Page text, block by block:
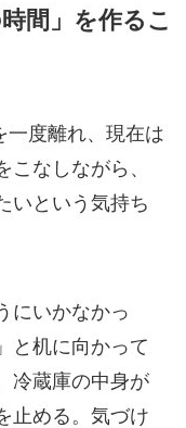
間」を作るこ
一度離れ、現在は
なしながら、
いという気持ち
にいかなかっ
と机に向かって
冷蔵庫の中身が
止める。気づけ